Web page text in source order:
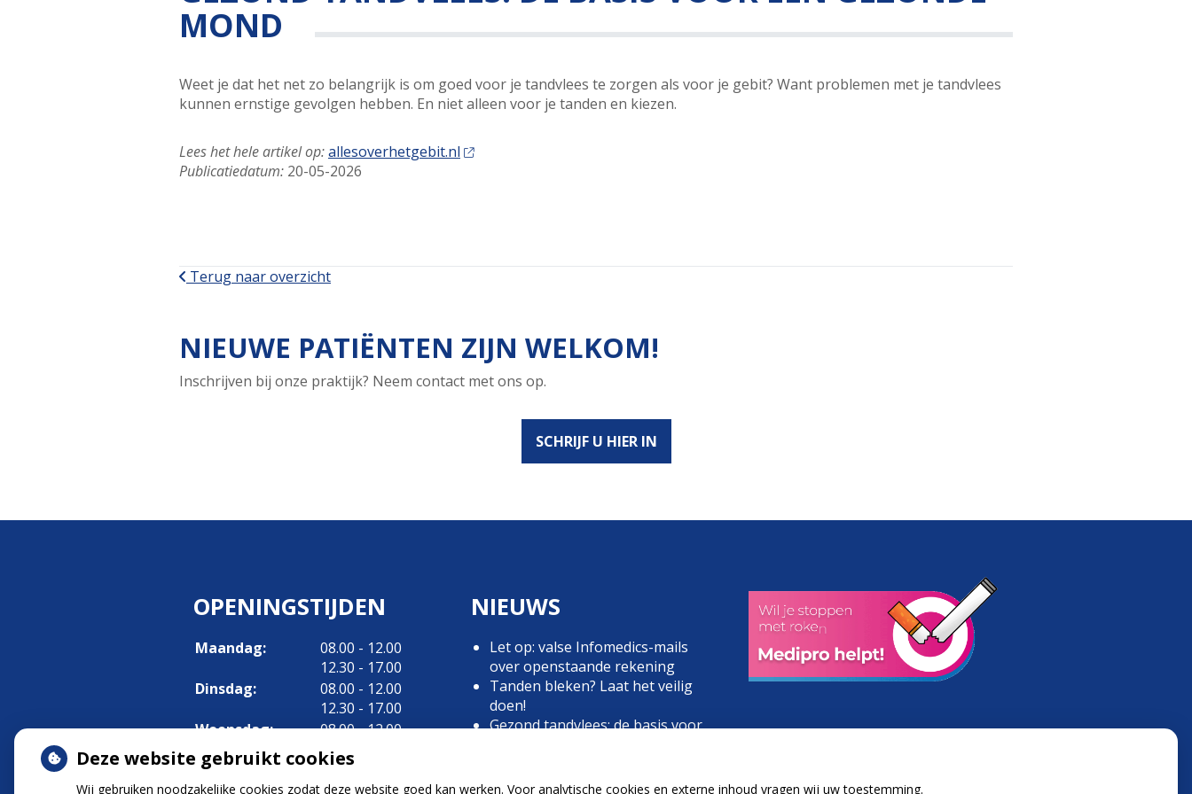
MOND
Weet je dat het net zo belangrijk is om goed voor je tandvlees te zorgen als voor je gebit? Want problemen met je tandvlees
kunnen ernstige gevolgen hebben. En niet alleen voor je tanden en kiezen.
Lees het hele artikel op:allesoverhetgebit.nl
Publicatiedatum: 20-05-2026
Terug naar overzicht
NIEUWE PATIËNTEN ZIJN WELKOM!
Inschrijven bij onze praktijk? Neem contact met ons op.
SCHRIJF U HIER IN
OPENINGSTIJDEN
Maandag: 08.00 tot
- 12.00
12.30 tot
- 17.00
Dinsdag:
08.00 tot
- 12.00
12.30 tot
- 17.00
Woensdag:
08.00tot
- 12.00
12.30
Donderdag:
08.00
12.30tot
- 17.00
NIEUWS
Let op: valse Infomedics-mails
over openstaande rekening
Tanden bleken? Laat het veilig
doen!
Gezond tandvlees: de basis voor
buitenland? Wees op je hoede!
Deze website gebruikt cookies
Wij gebruiken noodzakelijke cookies zodat deze website goed kan werken. Voor analytische cookies en externe inhoud vragen wij uw toestemming.